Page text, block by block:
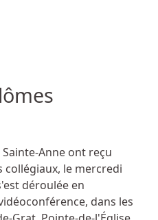
Anne ont reçu
le mercredi
déroulée en
dans les